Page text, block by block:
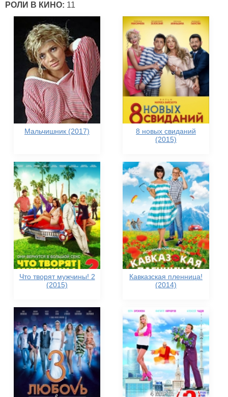
РОЛИ В КИНО: 11
Мальчишник (2017)
8 новых свиданий
(2015)
Что творят мужчины! 2
(2015)
Кавказская пленница!
(2014)